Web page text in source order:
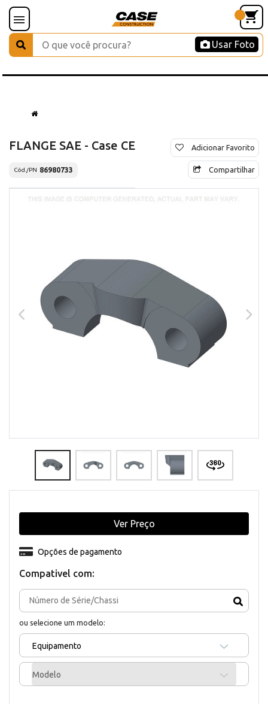
Usar Foto
FLANGE SAE - Case CE
Cód./PN 86980733
Adicionar Favorito
Compartilhar
Compativel com:
ou selecione um modelo:
Equipamento
Modelo
Opções de pagamento
Ver Preço